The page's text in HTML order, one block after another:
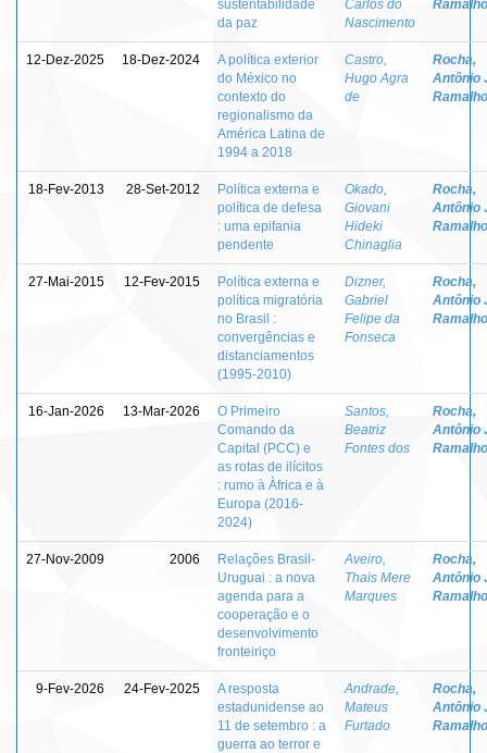
sustentabilidade
da paz
Carlos do
Nascimento
12-Dez-2025 18-Dez-2024
A política exterior
do México no
contexto do
regionalismo da
América Latina de
1994 a 2018
Castro,
Hugo Agra
de
Rocha,
Antônio
18-Fev-2013 28-Set-2012
Política externa e
política de defesa
: uma epifania
pendente
Okado,
Giovani
Hideki
Chinaglia
Rocha,
Antônio
27-Mai-2015 12-Fev-2015
Política externa e
política migratória
no Brasil :
convergências e
distanciamentos
(1995-2010)
Dizner,
Gabriel
Felipe da
Fonseca
Rocha,
Antônio
16-Jan-2026 13-Mar-2026
O Primeiro
Comando da
Capital (PCC) e
as rotas de ilícitos
: rumo à Àfrica e à
Europa (2016-
2024)
Santos,
Beatriz
Fontes dos
Rocha,
Antônio
27-Nov-2009 2006
Relações Brasil-
Uruguai : a nova
agenda para a
cooperação e o
desenvolvimento
fronteiriço
Aveiro,
Thais Mere
Marques
Rocha,
Antônio
9-Fev-2026 24-Fev-2025
A resposta
estadunidense ao
11 de setembro : a
guerra ao terror e
Andrade,
Mateus
Furtado
Rocha,
Antônio